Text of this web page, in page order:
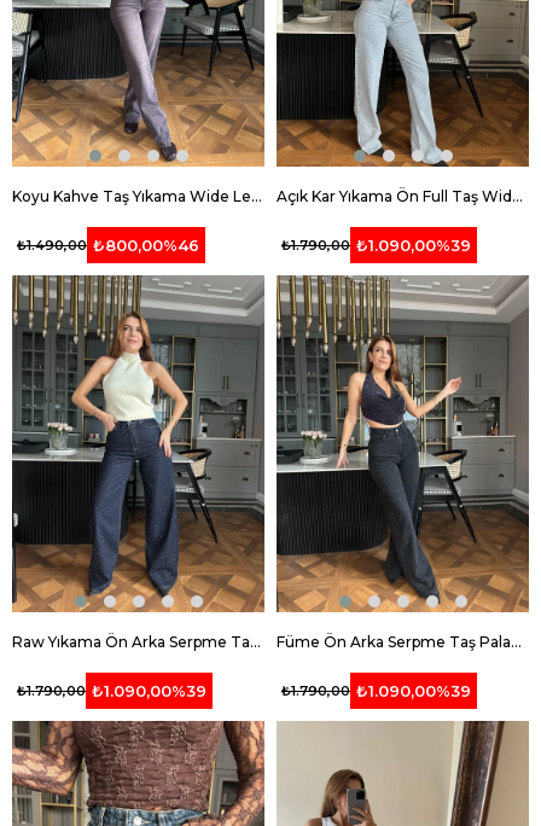
Koyu Kahve Taş Yıkama Wide Leg Jean
₺800,00%46
₺1.490,00
Açık Kar Yıkama Ön Full Taş Wide Leg Jean
₺1.090,00%39
₺1.790,00
Raw Yıkama Ön Arka Serpme Taş Palazzo Jean
₺1.090,00%39
₺1.790,00
Füme Ön Arka Serpme Taş Palazzo Jean
₺1.090,00%39
₺1.790,00